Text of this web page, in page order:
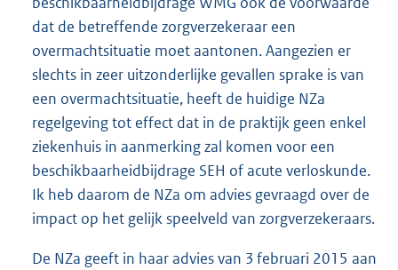
dat de betreffende zorgverzekeraar een
overmachtsituatie moet aantonen. Aangezien er
slechts in zeer uitzonderlijke gevallen sprake is van
een overmachtsituatie, heeft de huidige NZa
regelgeving tot effect dat in de praktijk geen enkel
ziekenhuis in aanmerking zal komen voor een
beschikbaarheidbijdrage SEH of acute verloskunde.
Ik heb daarom de NZa om advies gevraagd over de
impact op het gelijk speelveld van zorgverzekeraars.
De NZa geeft in haar advies van 3 februari 2015 aan